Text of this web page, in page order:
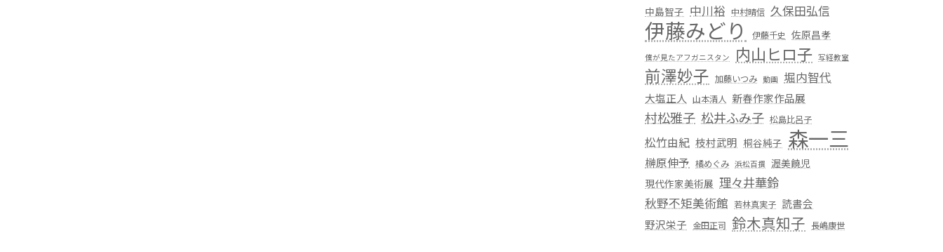
中島智子 中川裕 中村晴信 久保田弘信
伊藤みどり 伊藤千史 佐原昌孝
僕が見たアフガニスタン 内山ヒロ子 写経教室
前澤妙子 加藤いつみ 動画 堀内智代
大塩正人 山本清人 新春作家作品展
村松雅子 松井ふみ子 松島比呂子
松竹由紀 枝村武明 桐谷純子 森一三
榊原伸予 橘めぐみ 浜松百撰
渥美饒児
現代作家美術展 理々井華鈴
秋野不矩美術館 若林真実子 読書会
野沢栄子
金田正司 鈴木真知子 長嶋康世